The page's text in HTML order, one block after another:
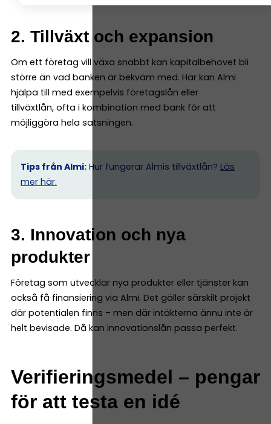
2. Tillväxt och expansion
Om ett företag vill växa snabbt kan kapitalbehovet bli
större än vad banken är bekväm med. Här kan Almi
hjälpa till med exempelvis företagslån eller
tillväxtlån, ofta i kombination med bank för att
möjliggöra hela satsningen.
Tips från Almi: Hur fungerar Almis tillväxtlån? Läs
mer här.
3. Innovation och nya
produkter
Företag som utvecklar nya produkter eller tjänster kan
också få finansiering via Almi. Det gäller särskilt projekt
där potentialen finns – men där intäkterna ännu inte är
helt bevisade. Då kan innovationslån passa perfekt.
Verifieringsmedel – pengar
för att testa en idé